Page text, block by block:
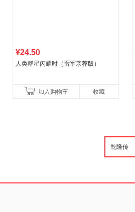
¥24.50
人类群星闪耀时（雷军亲荐版）
加入购物车 收藏